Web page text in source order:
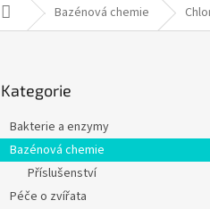
Domů Bazénová chemie
kategorie
Kategorie
Bakterie a enzymy
Bazénová chemie
Příslušenství
Péče o zvířata